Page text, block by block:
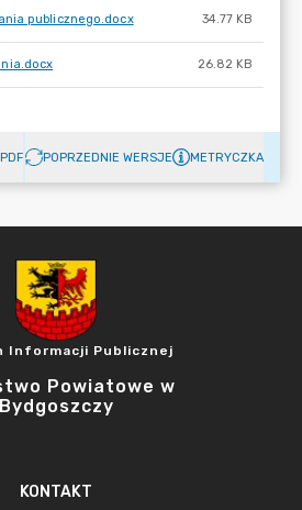
publicznego.docx 34.77 KB
26.82 KB
POPRZEDNIE WERSJE METRYCZKA
Informacji Publicznej
Powiatowe w
Bydgoszczy
KONTAKT